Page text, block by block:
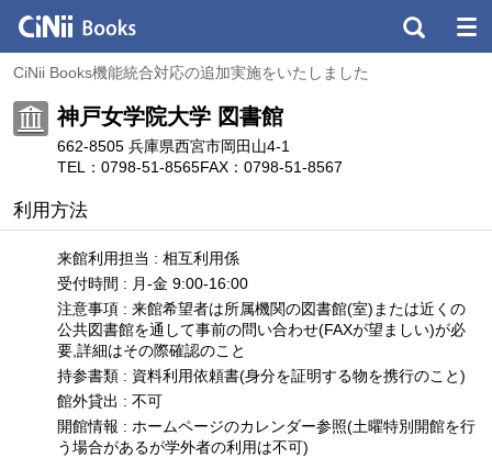
CiNii Books機能統合対応の追加実施をいたしました
神戸女学院大学 図書館
662-8505 兵庫県西宮市岡田山4-1
TEL：0798-51-8565FAX：0798-51-8567
利用方法
来館利用担当 : 相互利用係
受付時間 : 月-金 9:00-16:00
注意事項 : 来館希望者は所属機関の図書館(室)または近くの
公共図書館を通して事前の問い合わせ(FAXが望ましい)が必
要,詳細はその際確認のこと
持参書類 : 資料利用依頼書(身分を証明する物を携行のこと)
館外貸出 : 不可
開館情報 : ホームページのカレンダー参照(土曜特別開館を行
う場合があるが学外者の利用は不可)